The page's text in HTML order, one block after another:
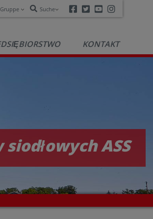
Suche Facebook
TwitterYoutube
KONTAKT
ASS